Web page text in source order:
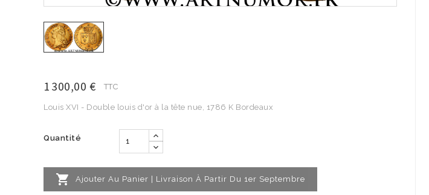
1 300,00 € TTC
Louis XVI - Double louis d'or à la tête nue, 1786 K Bordeaux
Quantité
 Ajouter Au Panier | Livraison À Partir Du 1er Septembre